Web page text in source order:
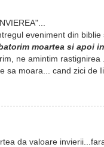
eveniment din biblie
moartea si apoi
ne amintim
sa moara... cand zici de
da valoare